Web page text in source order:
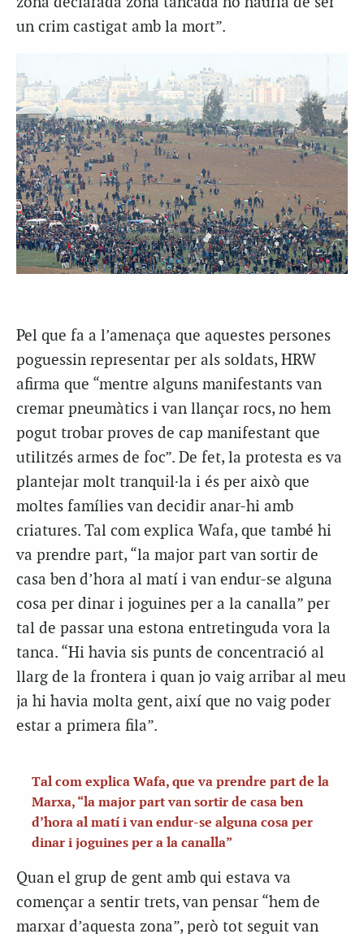
un crim castigat amb la mort”.
Pel que fa a l’amenaça que aquestes persones
poguessin representar per als soldats, HRW
afirma que “mentre alguns manifestants van
cremar pneumàtics i van llançar rocs, no hem
pogut trobar proves de cap manifestant que
utilitzés armes de foc”. De fet, la protesta es va
plantejar molt tranquil·la i és per això que
moltes famílies van decidir anar-hi amb
criatures. Tal com explica Wafa, que també hi
va prendre part, “la major part van sortir de
casa ben d’hora al matí i van endur-se alguna
cosa per dinar i joguines per a la canalla” per
tal de passar una estona entretinguda vora la
tanca. “Hi havia sis punts de concentració al
llarg de la frontera i quan jo vaig arribar al meu
ja hi havia molta gent, així que no vaig poder
estar a primera fila”.
Tal com explica Wafa, que va prendre part de la
Marxa, “la major part van sortir de casa ben
d’hora al matí i van endur-se alguna cosa per
dinar i joguines per a la canalla”
Quan el grup de gent amb qui estava va
començar a sentir trets, van pensar “hem de
marxar d’aquesta zona”, però tot seguit van